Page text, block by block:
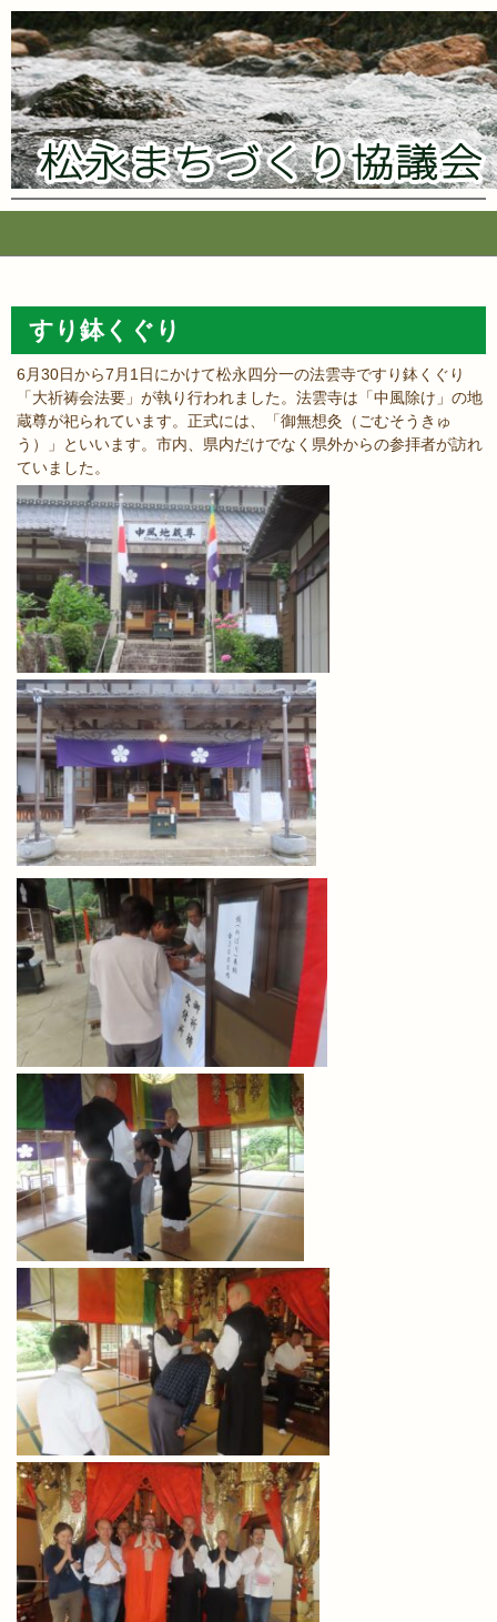
へ
ス
キ
ッ
プ
すり鉢くぐり
6月30日から7月1日にかけて松永四分一の法雲寺ですり鉢くぐり
「大祈祷会法要」が執り行われました。法雲寺は「中風除け」の地
蔵尊が祀られています。正式には、「御無想灸（ごむそうきゅ
う）」といいます。市内、県内だけでなく県外からの参拝者が訪れ
ていました。